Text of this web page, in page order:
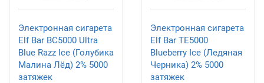
Электронная сигарета
Elf Bar BC5000 Ultra
Blue Razz Ice (Голубика
Малина Лёд) 2% 5000
затяжек
Электронная сигарета
Elf Bar TE5000
Blueberry Ice (Ледяная
Черника) 2% 5000
затяжек